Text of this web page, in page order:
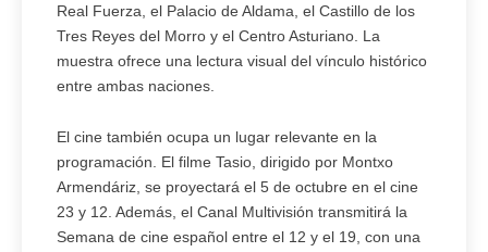
Real Fuerza, el Palacio de Aldama, el Castillo de los
Tres Reyes del Morro y el Centro Asturiano. La
muestra ofrece una lectura visual del vínculo histórico
entre ambas naciones.
El cine también ocupa un lugar relevante en la
programación. El filme Tasio, dirigido por Montxo
Armendáriz, se proyectará el 5 de octubre en el cine
23 y 12. Además, el Canal Multivisión transmitirá la
Semana de cine español entre el 12 y el 19, con una